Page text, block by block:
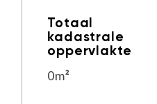
Totaal
kadastrale
oppervlakte
0m²